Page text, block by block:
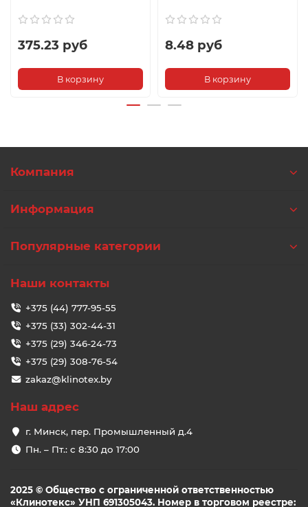
375.23 руб
В корзину
8.48 руб
В корзину
Компания
Информация
Популярные категории
Наши контакты
+375 (44) 777-95-55
+375 (33) 302-44-31
+375 (29) 346-24-73
+375 (29) 308-76-54
zakaz@klinotex.by
Наш адрес
г. Минск, пер. Промышленный д.4
Пн. – Пт.: с 8:30 до 17:00
2025 © Общество с ограниченной ответственностью
«Клинотекс» УНП 691305043. Номер в торговом реестре: